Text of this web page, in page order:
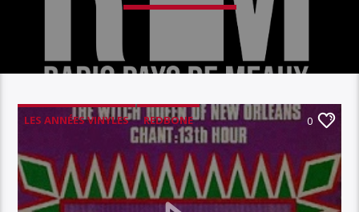
LES ANNÉES VINYLES REDBONE 0